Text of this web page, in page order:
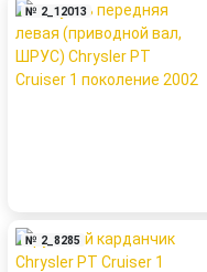
№ 2_12013
№ 2_8285